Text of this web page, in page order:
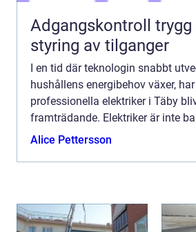
Adgangskontroll trygg og smart
styring av tilganger
I en tid där teknologin snabbt
hushållens energibehov växer,
professionella elektriker i Täby
framträdande. Elektriker är inte
installerar sladdar; de är nyckeln ...
Alice Pettersson